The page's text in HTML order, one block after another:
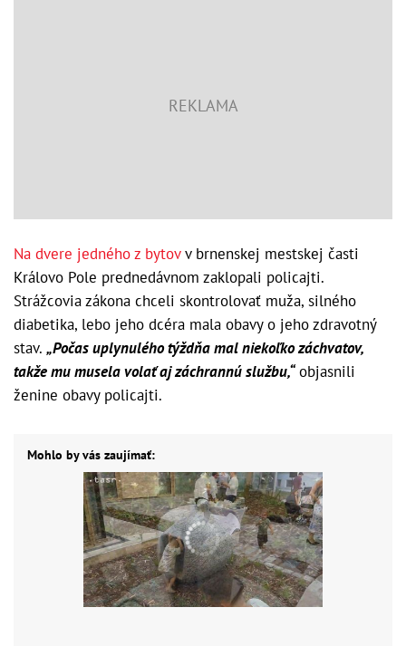
Na dvere jedného z bytovv brnenskej mestskej časti
Královo Pole prednedávnom zaklopali policajti.
Strážcovia zákona chceli skontrolovať muža, silného
diabetika, lebo jeho dcéra mala obavy o jeho zdravotný
stav. „Počas uplynulého týždňa mal niekoľko záchvatov,
takže mu musela volať aj záchrannú službu,“objasnili
ženine obavy policajti.
Mohlo by vás zaujímať: